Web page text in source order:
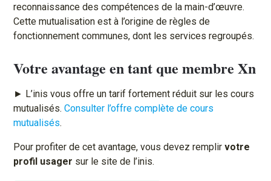
reconnaissance des compétences de la main-d’œuvre.
Cette mutualisation est à l’origine de règles de
fonctionnement communes, dont les services regroupés.
Votre avantage en tant que membre Xn
► L’inis vous offre un tarif fortement réduit sur les cours
mutualisés.Consulter l’offre complète de cours
mutualisés.
Pour profiter de cet avantage, vous devez remplirvotre
profil usager sur le site de l’inis.